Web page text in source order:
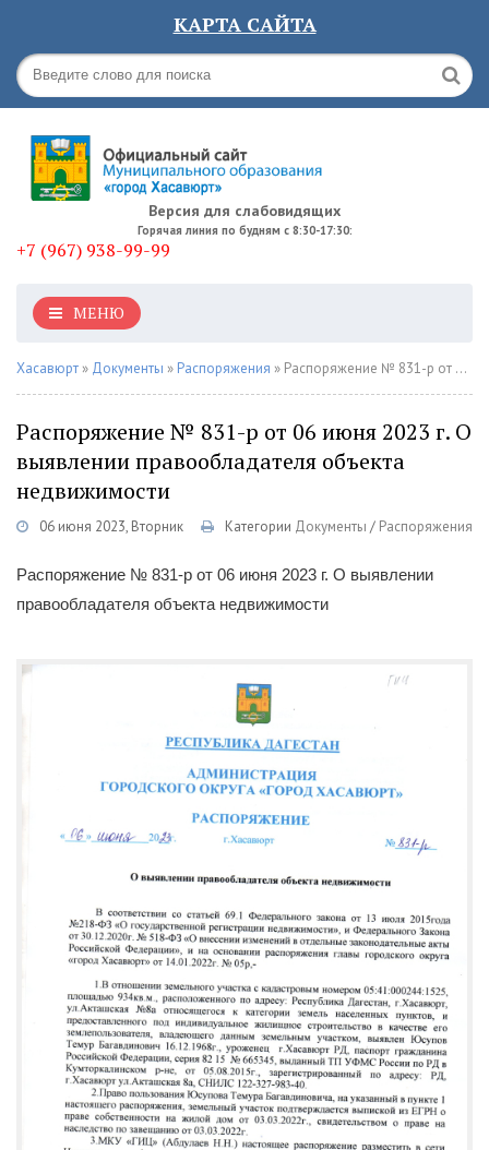
КАРТА САЙТА
Версия для слабовидящих
Горячая линия по будням с 8:30-17:30:
+7 (967) 938-99-99
МЕНЮ
Хасавюрт » Документы » Распоряжения » Распоряжение № 831-р от 06 июня 2023 г. О выявлении правообладателя объекта недвижимости
Распоряжение № 831-р от 06 июня 2023 г. О
выявлении правообладателя объекта
недвижимости
06 июня 2023, Вторник Категории Документы / Распоряжения
Распоряжение № 831-р от 06 июня 2023 г. О выявлении
правообладателя объекта недвижимости